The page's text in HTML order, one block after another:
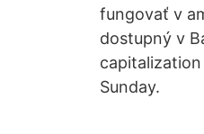
fungovať v
dostupný v
Sunday.